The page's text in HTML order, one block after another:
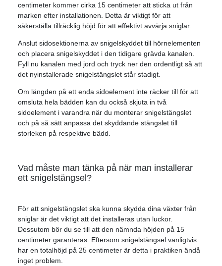
centimeter kommer cirka 15 centimeter att sticka ut från
marken efter installationen. Detta är viktigt för att
säkerställa tillräcklig höjd för att effektivt avvärja sniglar.
Anslut sidosektionerna av snigelskyddet till hörnelementen
och placera snigelskyddet i den tidigare grävda kanalen.
Fyll nu kanalen med jord och tryck ner den ordentligt så att
det nyinstallerade snigelstängslet står stadigt.
Om längden på ett enda sidoelement inte räcker till för att
omsluta hela bädden kan du också skjuta in två
sidoelement i varandra när du monterar snigelstängslet
och på så sätt anpassa det skyddande stängslet till
storleken på respektive bädd.
Vad måste man tänka på när man installerar
ett snigelstängsel?
För att snigelstängslet ska kunna skydda dina växter från
sniglar är det viktigt att det installeras utan luckor.
Dessutom bör du se till att den nämnda höjden på 15
centimeter garanteras. Eftersom snigelstängsel vanligtvis
har en totalhöjd på 25 centimeter är detta i praktiken ändå
inget problem.